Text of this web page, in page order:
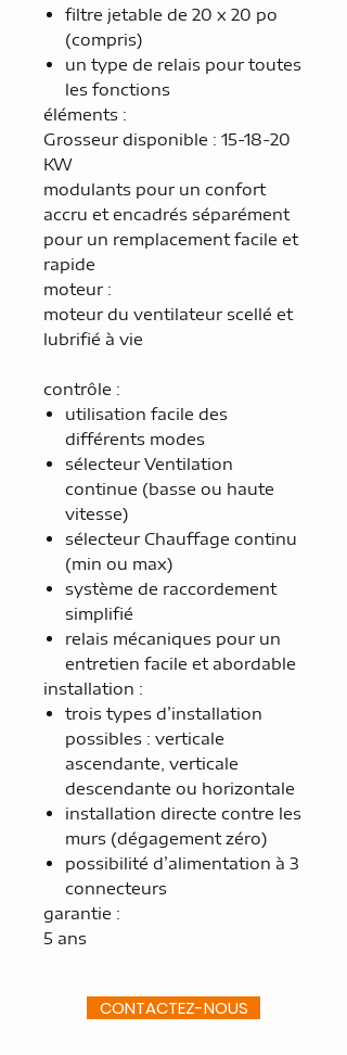
filtre jetable de 20 x 20 po
(compris)
un type de relais pour toutes
les fonctions
éléments :
Grosseur disponible : 15-18-20
KW
modulants pour un confort
accru et encadrés séparément
pour un remplacement facile et
rapide
moteur :
moteur du ventilateur scellé et
lubrifié à vie
contrôle :
utilisation facile des
différents modes
sélecteur Ventilation
continue (basse ou haute
vitesse)
sélecteur Chauffage continu
(min ou max)
système de raccordement
simplifié
relais mécaniques pour un
entretien facile et abordable
installation :
trois types d’installation
possibles : verticale
ascendante, verticale
descendante ou horizontale
installation directe contre les
murs (dégagement zéro)
possibilité d’alimentation à 3
connecteurs
garantie :
5 ans
CONTACTEZ-NOUS